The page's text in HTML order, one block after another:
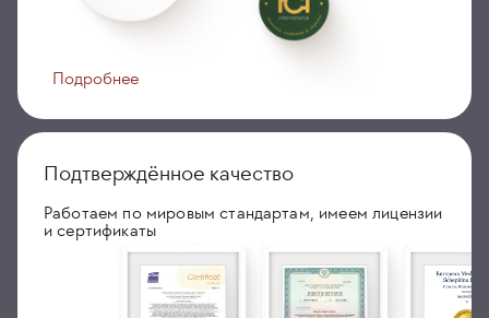
Подробнее
Подтверждённое качество
Работаем по мировым стандартам, имеем лицензии
и сертификаты